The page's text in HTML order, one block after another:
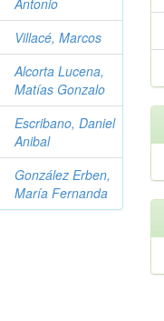
Antonio
Villacé, Marcos
Alcorta Lucena,
Matías Gonzalo
Escribano, Daniel
Anibal
González Erben,
María Fernanda